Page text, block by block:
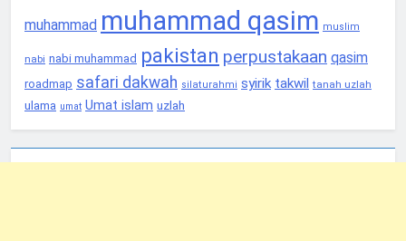
muhammad muhammad qasim muslim
nabi nabi muhammad pakistan perpustakaan qasim
roadmap safari dakwah silaturahmi syirik takwil tanah uzlah
ulama umat Umat islam uzlah